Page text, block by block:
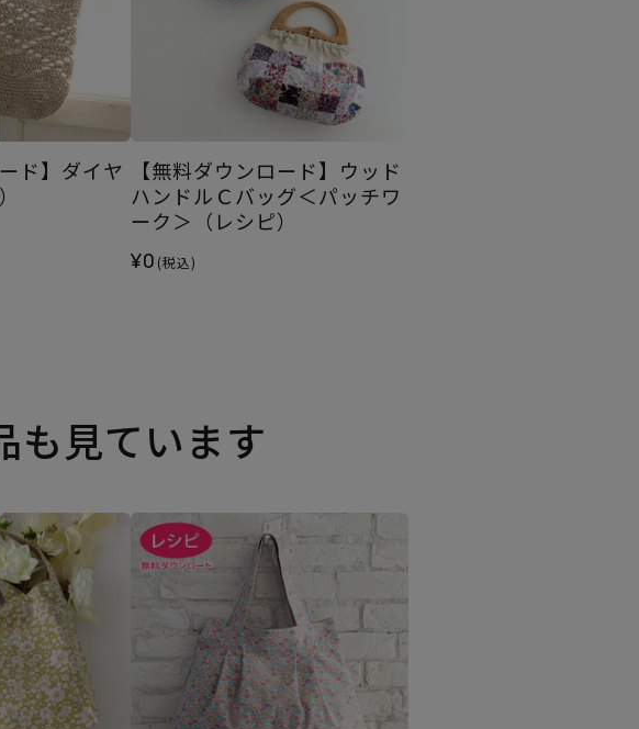
ド】ダイヤ
【無料ダウンロード】ウッド
ハンドルＣバッグ＜パッチワ
ーク＞（レシピ）
¥0 (税込)
も見ています